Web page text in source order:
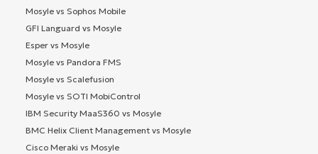
Mosyle vs Sophos Mobile
GFI Languard vs Mosyle
Esper vs Mosyle
Mosyle vs Pandora FMS
Mosyle vs Scalefusion
Mosyle vs SOTI MobiControl
IBM Security MaaS360 vs Mosyle
BMC Helix Client Management vs Mosyle
Cisco Meraki vs Mosyle